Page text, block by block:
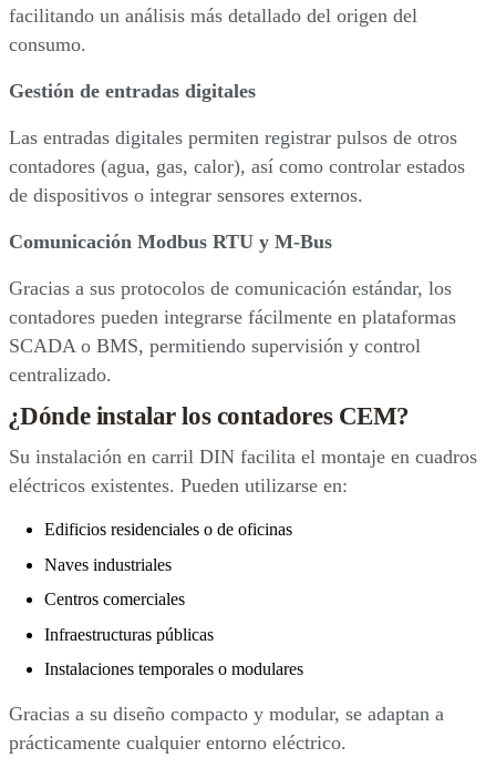
facilitando un análisis más detallado del origen del
consumo.
Gestión de entradas digitales
Las entradas digitales permiten registrar pulsos de otros
contadores (agua, gas, calor), así como controlar estados
de dispositivos o integrar sensores externos.
Comunicación Modbus RTU y M-Bus
Gracias a sus protocolos de comunicación estándar, los
contadores pueden integrarse fácilmente en plataformas
SCADA o BMS, permitiendo supervisión y control
centralizado.
¿Dónde instalar los contadores CEM?
Su instalación en carril DIN facilita el montaje en cuadros
eléctricos existentes. Pueden utilizarse en:
Edificios residenciales o de oficinas
Naves industriales
Centros comerciales
Infraestructuras públicas
Instalaciones temporales o modulares
Gracias a su diseño compacto y modular, se adaptan a
prácticamente cualquier entorno eléctrico.